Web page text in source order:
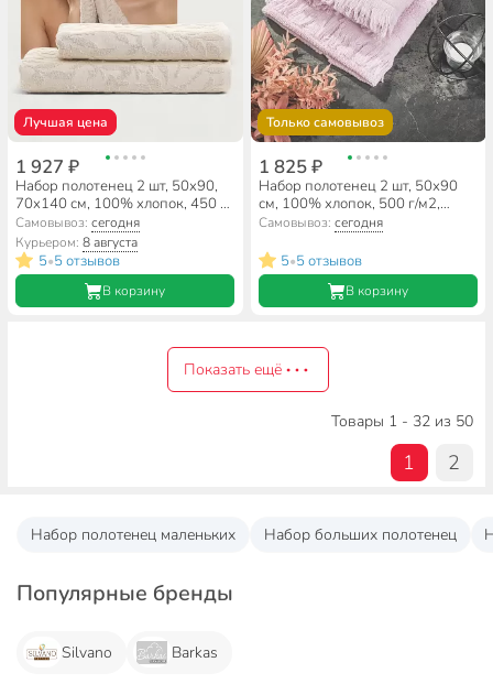
Лучшая цена
1 927 ₽
Набор полотенец 2 шт, 50x90,
70x140 см, 100% хлопок, 450 г/
м2, Silvano, Флер, бежевый,
Турция
Самовывоз:сегодня
Курьером:8 августа
5•5 отзывов
В корзину
Только самовывоз
1 825 ₽
Набор полотенец 2 шт, 50х90
см, 100% хлопок, 500 г/м2,
Шик, пыльно-розовый,
Узбекистан
Самовывоз: сегодня
5•5 отзывов
В корзину
Показать ещё
Товары 1 - 32 из 50
1 2
Набор полотенец маленьких Набор больших полотенец
Популярные бренды
Silvano Barkas